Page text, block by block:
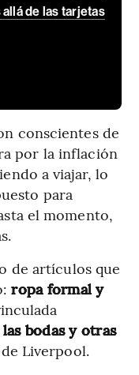
de las tarjetas
conscientes de
por la inflación
a viajar, lo
para
el momento,
de artículos que
ropa formal y
bodas y otras
Liverpool.